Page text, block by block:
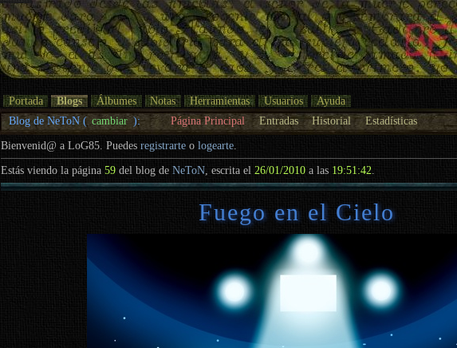
Portada Blogs Álbumes Notas Herramientas Usuarios
Ayuda
Blog de NeToN ( cambiar ): Página Principal Entradas Historial Estadísticas
Bienvenid@ a LoG85. Puedesregistrarte ologearte.
Estás viendo la página59 del blog deNeToN , escrita el 26/01/2010 a las 19:51:42
Fuego en el Cielo